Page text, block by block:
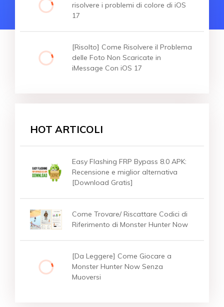
risolvere i problemi di colore di iOS
17
[Risolto] Come Risolvere il Problema
delle Foto Non Scaricate in
iMessage Con iOS 17
HOT ARTICOLI
Easy Flashing FRP Bypass 8.0 APK:
Recensione e miglior alternativa
[Download Gratis]
Come Trovare/ Riscattare Codici di
Riferimento di Monster Hunter Now
[Da Leggere] Come Giocare a
Monster Hunter Now Senza
Muoversi